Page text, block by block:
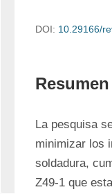
DOI: 10.29166/
Resumen
La pesquisa
minimizar los
soldadura,
Z49-1 que